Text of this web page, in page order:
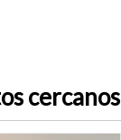
cercanos